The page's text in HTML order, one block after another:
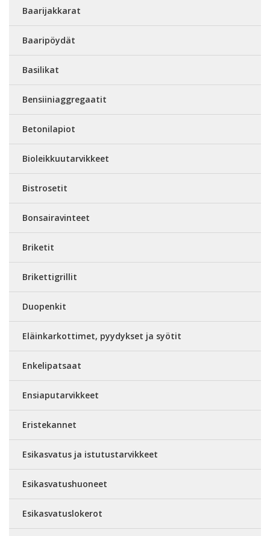
Baarijakkarat
Baaripöydät
Basilikat
Bensiiniaggregaatit
Betonilapiot
Bioleikkuutarvikkeet
Bistrosetit
Bonsairavinteet
Briketit
Brikettigrillit
Duopenkit
Eläinkarkottimet, pyydykset ja syötit
Enkelipatsaat
Ensiaputarvikkeet
Eristekannet
Esikasvatus ja istutustarvikkeet
Esikasvatushuoneet
Esikasvatuslokerot